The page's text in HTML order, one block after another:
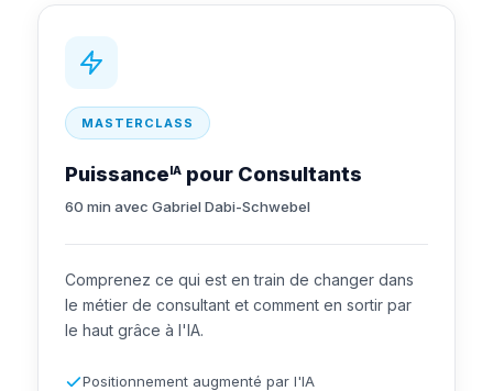
MASTERCLASS
Puissance IA pour Consultants
60 min avec Gabriel Dabi-Schwebel
Comprenez ce qui est en train de changer dans
le métier de consultant et comment en sortir par
le haut grâce à l'IA.
Positionnement augmenté par l'IA